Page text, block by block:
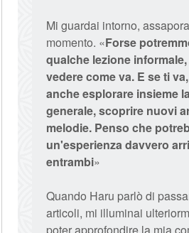
Mi guardai intorno,
momento. «Forse
qualche lezione
vedere come va. E se ti
anche esplorare insieme
generale, scoprire nuovi
melodie. Penso che
un'esperienza davvero
entrambi»
Quando Haru parlò di
articoli, mi illuminai